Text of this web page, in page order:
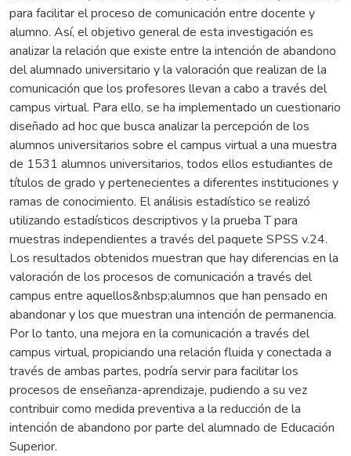
para facilitar el proceso de comunicación entre docente y
alumno. Así, el objetivo general de esta investigación es
analizar la relación que existe entre la intención de abandono
del alumnado universitario y la valoración que realizan de la
comunicación que los profesores llevan a cabo a través del
campus virtual. Para ello, se ha implementado un cuestionario
diseñado ad hoc que busca analizar la percepción de los
alumnos universitarios sobre el campus virtual a una muestra
de 1531 alumnos universitarios, todos ellos estudiantes de
títulos de grado y pertenecientes a diferentes instituciones y
ramas de conocimiento. El análisis estadístico se realizó
utilizando estadísticos descriptivos y la prueba T para
muestras independientes a través del paquete SPSS v.24.
Los resultados obtenidos muestran que hay diferencias en la
valoración de los procesos de comunicación a través del
campus entre aquellos&nbsp;alumnos que han pensado en
abandonar y los que muestran una intención de permanencia.
Por lo tanto, una mejora en la comunicación a través del
campus virtual, propiciando una relación fluida y conectada a
través de ambas partes, podría servir para facilitar los
procesos de enseñanza-aprendizaje, pudiendo a su vez
contribuir como medida preventiva a la reducción de la
intención de abandono por parte del alumnado de Educación
Superior.